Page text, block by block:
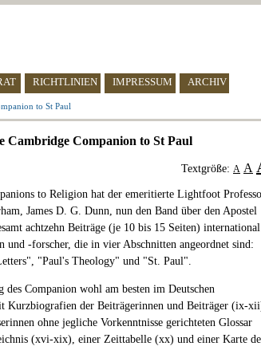
RICHTLINIEN IMPRESSUM ARCHIV
to St Paul
Cambridge Companion to St Paul
Textgröße: A A
to Religion hat der emeritierte Lightfoot
James D. G. Dunn, nun den Band über den Apostel
achtzehn Beiträge (je 10 bis 15 Seiten) international
und -forscher, die in vier Abschnitten angeordnet sind:
"Paul's Theology" und "St. Paul".
des Companion wohl am besten im Deutschen
Kurzbiografien der Beiträgerinnen und Beiträger (ix-
ohne jegliche Vorkenntnisse gerichteten Glossar
(xvi-xix), einer Zeittabelle (xx) und einer Karte